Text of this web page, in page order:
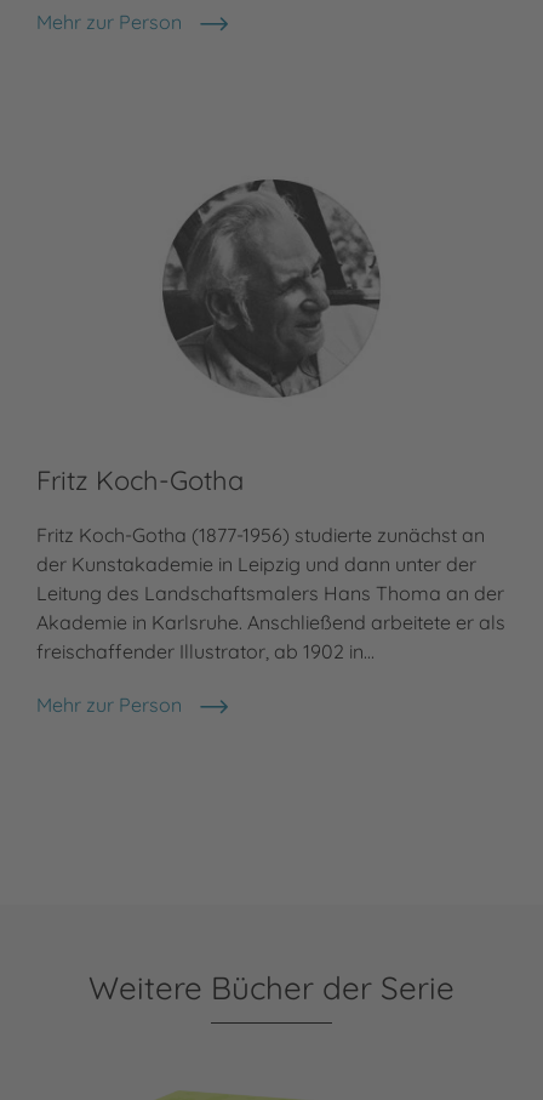
Mehr zur Person
Albert Sixtus
Fritz Koch-Gotha
Fritz Koch-Gotha (1877-1956) studierte zunächst an
der Kunstakademie in Leipzig und dann unter der
Leitung des Landschaftsmalers Hans Thoma an der
Akademie in Karlsruhe. Anschließend arbeitete er als
freischaffender Illustrator, ab 1902 in…
Mehr zur Person
Fritz Koch-Gotha
Weitere Bücher der Serie